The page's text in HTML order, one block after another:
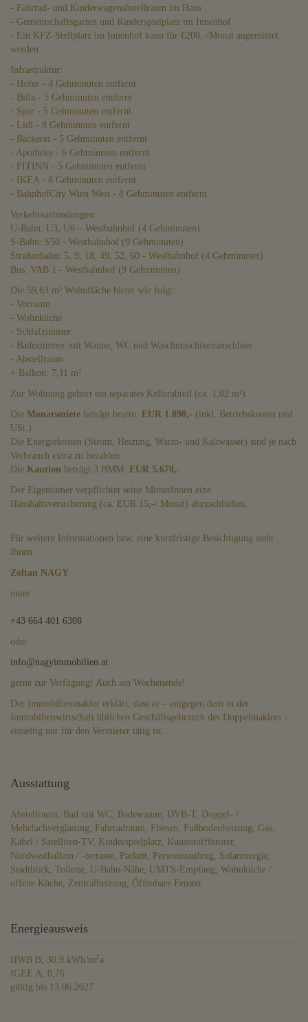
- Fahrrad- und Kinderwagenabstellraum im Haus
- Gemeinschaftsgarten und Kinderspielplatz im Innenhof
- Ein KFZ-Stellplatz im Innenhof kann für €200,-/Monat angemietet
werden
Infrastruktur:
- Hofer - 4 Gehminuten entfernt
- Billa - 5 Gehminuten entfernt
- Spar - 5 Gehminuten entfernt
- Lidl - 8 Gehminuten entfernt
- Bäckerei - 5 Gehminuten entfernt
- Apotheke - 6 Gehminuten entfernt
- FITINN - 5 Gehminuten entfernt
- IKEA - 8 Gehminuten entfernt
- BahnhofCity Wien West - 8 Gehminuten entfernt
Verkehrsanbindungen:
U-Bahn: U3, U6 – Westbahnhof (4 Gehminuten)
S-Bahn: S50 - Westbahnhof (9 Gehminuten)
Straßenbahn: 5, 9, 18, 49, 52, 60 - Westbahnhof (4 Gehminuten)
Bus: VAB 1 - Westbahnhof (9 Gehminuten)
Die 59,63 m² Wohnfläche bietet wie folgt:
- Vorraum
- Wohnküche
- Schlafzimmer
- Badezimmer mit Wanne, WC und Waschmaschinenanschluss
- Abstellraum
+ Balkon: 7,11 m²
Zur Wohnung gehört ein separates Kellerabteil (ca. 1,82 m²).
Die Monatsmiete beträgt brutto: EUR 1.890,- (inkl. Betriebskosten und
USt.).
Die Energiekosten (Strom, Heizung, Warm- und Kaltwasser) sind je nach
Verbrauch extra zu bezahlen.
Die Kaution beträgt 3 BMM: EUR 5.670,-
Der Eigentümer verpflichtet seine MieterInnen eine
Haushaltsversicherung (ca. EUR 15,-/ Monat) abzuschließen.
Für weitere Informationen bzw. eine kurzfristige Besichtigung steht
Ihnen:
Zoltan NAGY
unter
+43 664 401 6308
oder
info@nagyimmobilien.at
gerne zur Verfügung! Auch am Wochenende!
Der Immobilienmakler erklärt, dass er – entgegen dem in der
Immobilienwirtschaft üblichen Geschäftsgebrauch des Doppelmaklers –
einseitig nur für den Vermieter tätig ist.
Ausstattung
Abstellraum Bad mit WC Badewanne DVB-T
Doppel- /
Mehrfachverglasung
Fahrradraum Fliesen Fußbodenheizung Gas
Kabel / Satelliten-TV
Kinderspielplatz
Kunststofffenster
Nordwestbalkon / -terrasse
Parkett Personenaufzug
Solarenergie
Stadtblick Toilette U-Bahn-Nähe UMTS-Empfang Wohnküche /
offene Küche Zentralheizung Öffenbare Fenster
Energieausweis
HWB B, 30.9 kWh/m2a
fGEE A, 0,76
gültig bis 13.06.2027